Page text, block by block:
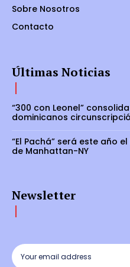
Sobre Nosotros
Contacto
Últimas Noticias
“300 con Leonel”
dominicanos
“El Pachá” será este año
de Manhattan-NY
Newsletter